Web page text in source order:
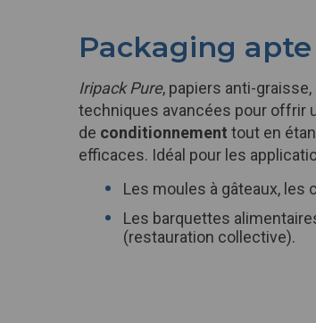
Packaging
Iripack Pure, papiers anti-
techniques avancées pour offrir
de conditionnement tout en
efficaces. Idéal pour les
Les moules à gâteaux, les
Les barquettes
(restauration collective).